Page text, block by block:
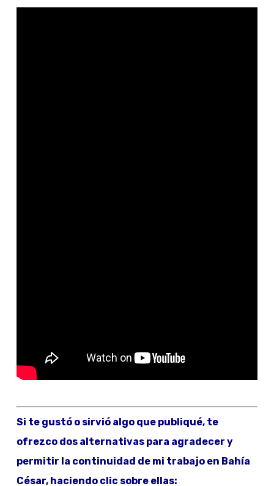
Si te gustó o sirvió algo que publiqué, te
ofrezco dos alternativas para agradecer y
permitir la continuidad de mi trabajo en Bahía
César, haciendo clic sobre ellas: